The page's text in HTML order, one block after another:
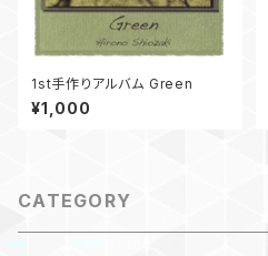
1st手作りアルバム Green
¥1,000
CATEGORY